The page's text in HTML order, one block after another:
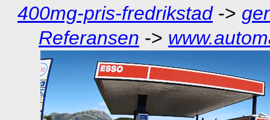
400mg-pris-fredrikstad->
Referansen ->